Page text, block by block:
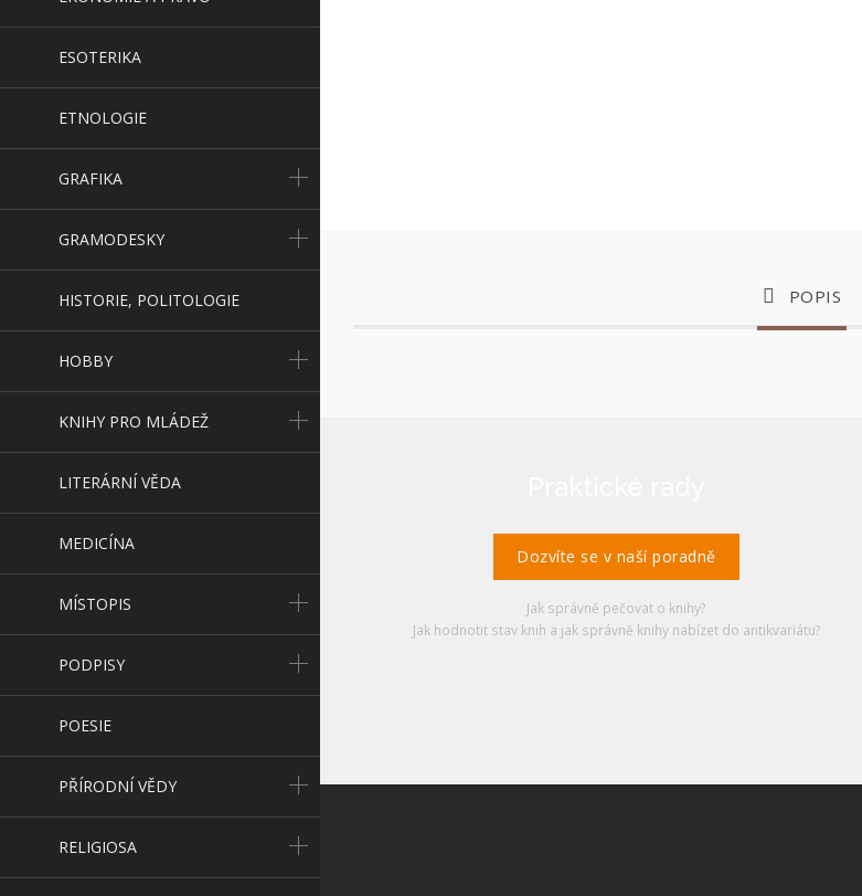
ESOTERIKA
ETNOLOGIE
GRAFIKA
GRAMODESKY
HISTORIE, POLITOLOGIE
HOBBY
KNIHY PRO MLÁDEŽ
LITERÁRNÍ VĚDA
MEDICÍNA
MÍSTOPIS
PODPISY
POESIE
PŘÍRODNÍ VĚDY
RELIGIOSA
POPIS
Dozvíte se v naší poradně
Jak správně pečovat o knihy?
Jak hodnotit stav knih a jak správně knihy nabízet do antikvariátu?